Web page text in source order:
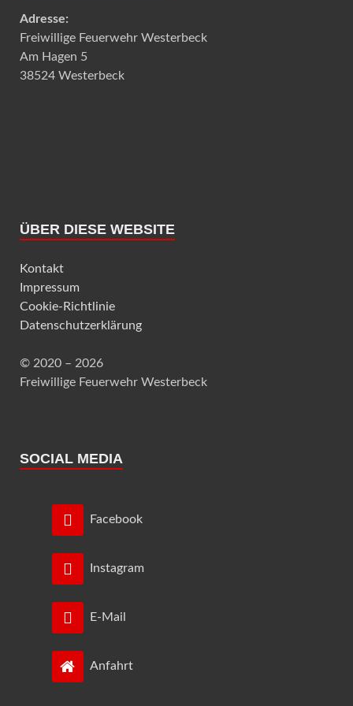
Adresse:
Freiwillige Feuerwehr Westerbeck
Am Hagen 5
38524 Westerbeck
ÜBER DIESE WEBSITE
Kontakt
Impressum
Cookie-Richtlinie
Datenschutzerklärung
© 2020 – 2026
Freiwillige Feuerwehr Westerbeck
SOCIAL MEDIA
Facebook
Instagram
E-Mail
Anfahrt